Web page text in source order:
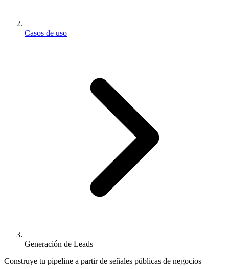
Casos de uso
Generación de Leads
Construye tu pipeline a partir de señales públicas de negocios